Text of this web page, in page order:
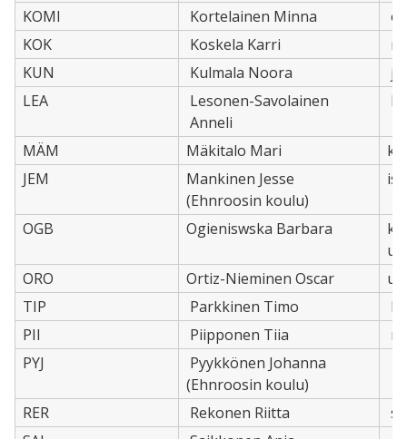
KOMI
Kortelainen Minna
KOK
Koskela Karri
KUN
Kulmala Noora
LEA
Lesonen-Savolainen
Anneli
MÄM Mäkitalo Mari
JEM
Mankinen Jesse
(Ehnroosin koulu)
OGB Ogieniswska Barbara
ORO
Ortiz-Nieminen Oscar
TIP
Parkkinen Timo
li,
PII
Piipponen Tiia
PYJ
Pyykkönen Johanna
(Ehnroosin koulu)
RER
Rekonen Riitta